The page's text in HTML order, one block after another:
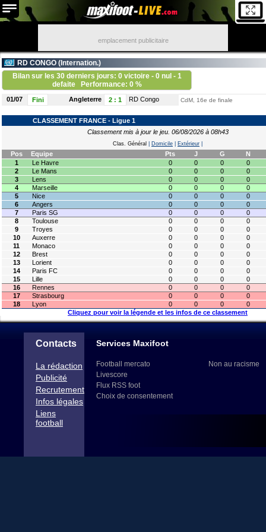
emplacement publicitaire
RD CONGO ( Internation.)
Bilan sur les 30 derniers jours: 0 victoire - 0 nul - 1
defaite
Performance: 0 %
01/07 Fini Angleterre 2 : 1 RD Congo CdM, 16e de finale
CLASSEMENT FRANCE - Ligue 1
Classement mis à jour le jeu. 06/08/2026 à 08h43
Clas. Général Domicile Extérieur
Pos Equipe Pts J G
N
1
Le Havre 0 0 0
0
2
Le Mans 0 0 0
0
3
Lens 0 0 0
0
4
Marseille 0 0 0
0
5
Nice 0 0 0
0
6
Angers 0 0 0
0
7
Paris SG 0 0 0
0
8
Toulouse 0 0 0
0
9
Troyes 0 0 0
0
10
Auxerre 0 0 0
0
11
Monaco 0 0 0
0
12
Brest 0 0 0
0
13
Lorient 0 0 0
0
14
Paris FC 0 0 0
0
15
Lille 0 0 0
0
16
Rennes 0 0 0
0
17
Strasbourg 0 0 0
0
18
Lyon 0 0 0
0
Cliquez pour voir la légende et les infos de ce classement
Contacts
La rédaction
Publicité
Recrutement
Infos légales
Liens
football
Services Maxifoot
Football mercato
Livescore
Flux RSS foot
Choix de consentement
Non au racisme